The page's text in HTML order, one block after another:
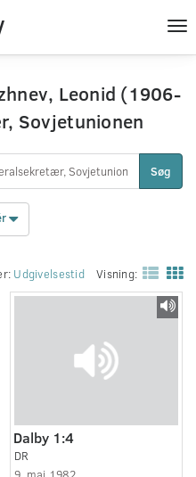
Leonid (1906-
Sovjetunionen
Søg
Udgivelsestid Visning:
Dalby 1:4
DR